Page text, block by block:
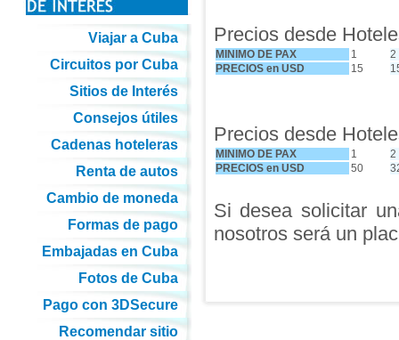
Precios desde
MINIMO DE PAX 1
2
PRECIOS en USD
15
Precios desde
MINIMO DE PAX 1
2
PRECIOS en USD
50
Si desea solicitar
nosotros será un
Viajar a Cuba
Circuitos por Cuba
Sitios de Interés
Consejos útiles
Cadenas hoteleras
Renta de autos
Cambio de moneda
Formas de pago
Embajadas en Cuba
Fotos de Cuba
Pago con 3DSecure
Recomendar sitio